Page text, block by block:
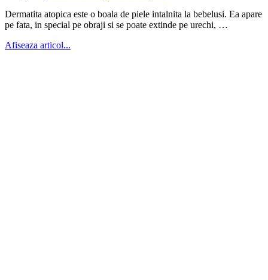
Dermatita atopica este o boala de piele intalnita la bebelusi. Ea apare
pe fata, in special pe obraji si se poate extinde pe urechi, …
Afiseaza articol...